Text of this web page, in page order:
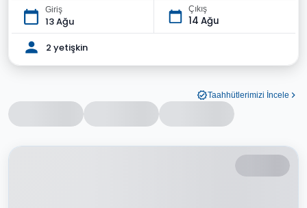
Giriş
13 Ağu
Çıkış
14 Ağu
2 yetişkin
Taahhütlerimizi İncele